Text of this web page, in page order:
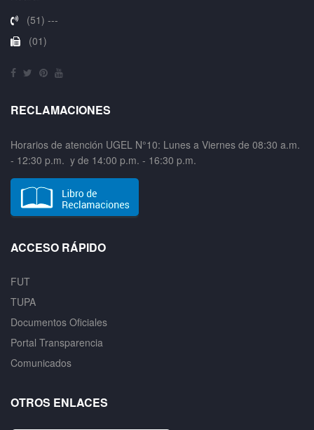
(51) ---
(01)
RECLAMACIONES
Horarios de atención UGEL N°10: Lunes a Viernes de 08:30 a.m.
- 12:30 p.m. y de 14:00 p.m. - 16:30 p.m.
ACCESO RÁPIDO
FUT
TUPA
Documentos Oficiales
Portal Transparencia
Comunicados
OTROS ENLACES